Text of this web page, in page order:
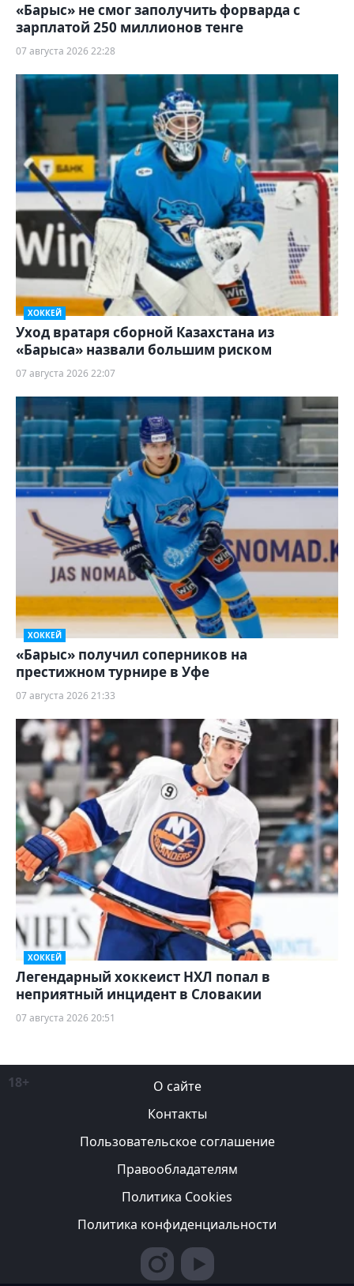
«Барыс» не смог заполучить форварда с
зарплатой 250 миллионов тенге
07 августа 2026 22:28
ХОККЕЙ
Уход вратаря сборной Казахстана из
«Барыса» назвали большим риском
07 августа 2026 22:07
ХОККЕЙ
«Барыс» получил соперников на
престижном турнире в Уфе
07 августа 2026 21:33
ХОККЕЙ
Легендарный хоккеист НХЛ попал в
неприятный инцидент в Словакии
07 августа 2026 20:51
18+
О сайте
Контакты
Пользовательское соглашение
Правообладателям
Политика Cookies
Политика конфиденциальности